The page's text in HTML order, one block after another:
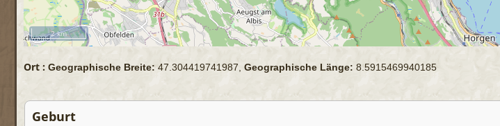
2 km
Ort : Geographische Breite: 47.304419741987, Geographische Länge: 8.5915469940185
Geburt